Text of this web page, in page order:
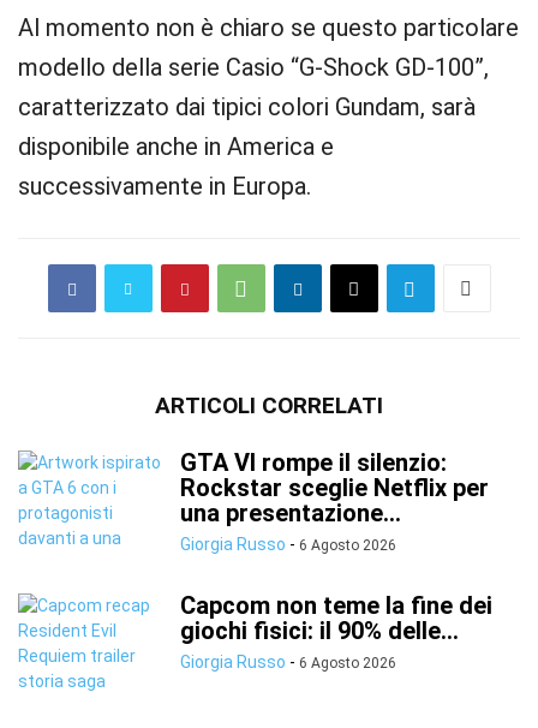
Al momento non è chiaro se questo particolare
modello della serie Casio “G-Shock GD-100”,
caratterizzato dai tipici colori Gundam, sarà
disponibile anche in America e
successivamente in Europa.
ARTICOLI CORRELATI
GTA VI rompe il silenzio:
Rockstar sceglie Netflix per
una presentazione...
Giorgia Russo - 6 Agosto 2026
Capcom non teme la fine dei
giochi fisici: il 90% delle...
Giorgia Russo - 6 Agosto 2026